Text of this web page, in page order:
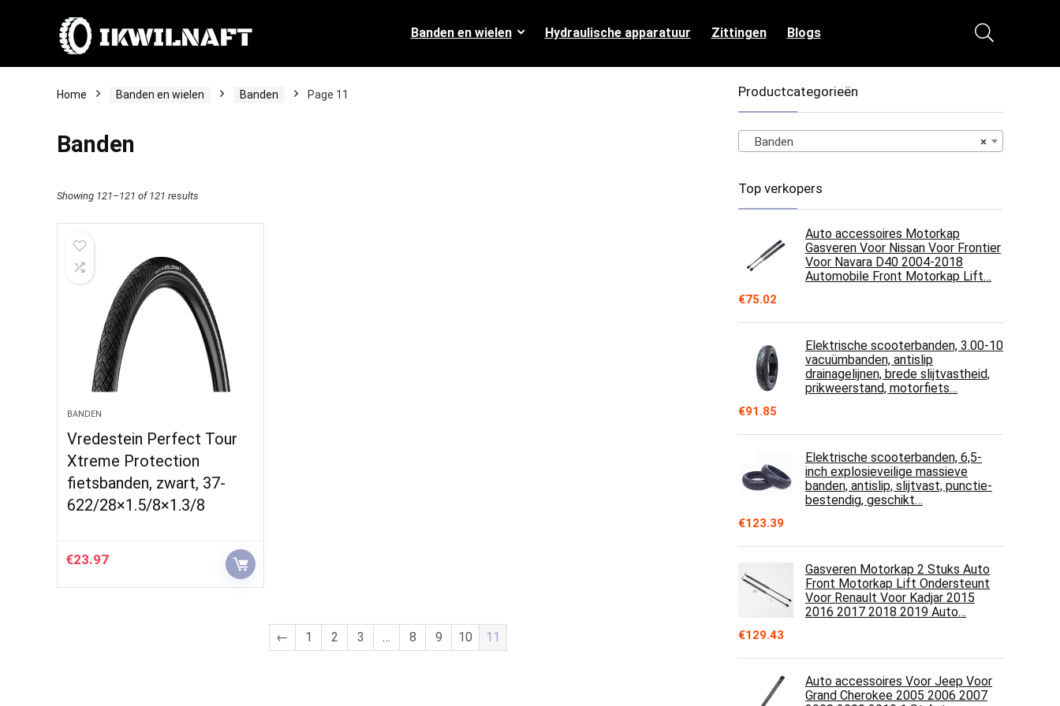
Banden en wielen Hydraulische apparatuur Zittingen Blogs
Home Banden en wielen Banden Page 11
Banden
Showing 121–121 of 121 results
BANDEN
Vredestein Perfect Tour
Xtreme Protection
fietsbanden, zwart, 37-
622/28×1.5/8×1.3/8
€23.97
← 1 2 3 … 8 9 10 11
Productcategorieën
×
Banden
Top verkopers
Auto accessoires Motorkap
Gasveren Voor Nissan Voor Frontier
Voor Navara D40 2004-2018
Automobile Front Motorkap Lift…
€75.02
Elektrische scooterbanden, 3.00-10
vacuümbanden, antislip
drainagelijnen, brede slijtvastheid,
prikweerstand, motorfiets…
€91.85
Elektrische scooterbanden, 6,5-
inch explosieveilige massieve
banden, antislip, slijtvast, punctie-
bestendig, geschikt…
€123.39
Gasveren Motorkap 2 Stuks Auto
Front Motorkap Lift Ondersteunt
Voor Renault Voor Kadjar 2015
2016 2017 2018 2019 Auto…
€129.43
Auto accessoires Voor Jeep Voor
Grand Cherokee 2005 2006 2007